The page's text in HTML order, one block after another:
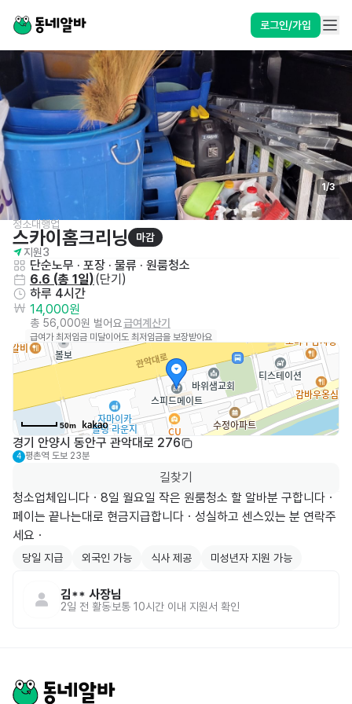
로그인/가입
1/3
청소대행업
스카이홈크리닝
마감
지원3
단순노무 · 포장 · 물류 · 원룸청소
6.6 (총 1일)(단기 )
하루 4시간
14,000원
총 56,000원 벌어요급여계산기
급여가 최저임금 미달이어도 최저임금을 보장받아요
50m
경기 안양시 동안구 관악대로 276
4 평촌역 도보 23분
길찾기
청소업체입니다ㆍ8일 월요일 작은 원룸청소 할 알바분 구합니다ㆍ
페이는 끝나는대로 현금지급합니다ㆍ성실하고 센스있는 분 연락주
세요ㆍ
당일 지급 외국인 가능 식사 제공 미성년자 지원 가능
김** 사장님
2일 전 활동 보통 10시간 이내 지원서 확인